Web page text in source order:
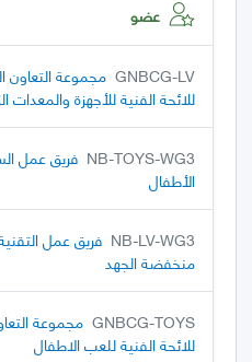
عضو
GNBCG-LV مجموعة التعاون
للائحة الفنية للأجهزة والمعدات
NB-TOYS-WG3 فريق عمل
الأطفال
NB-LV-WG3 فريق عمل
منخفضة الجهد
GNBCG-TOYS مجموعة
للائحة الفنية للعب الاطفال